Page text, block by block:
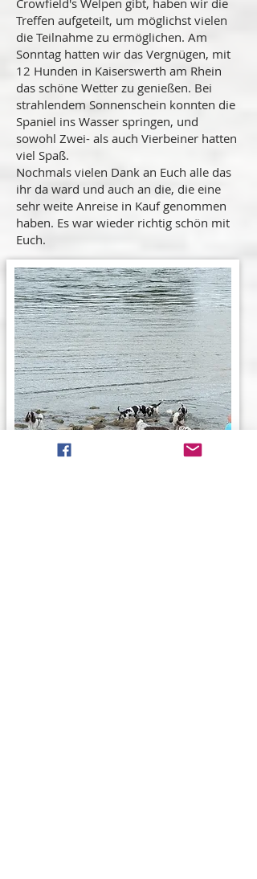
Crowfield's Welpen gibt, haben wir die
Treffen aufgeteilt, um möglichst vielen
die Teilnahme zu ermöglichen. Am
Sonntag hatten wir das Vergnügen, mit
12 Hunden in Kaiserswerth am Rhein
das schöne Wetter zu genießen. Bei
strahlendem Sonnenschein konnten die
Spaniel ins Wasser springen, und
sowohl Zwei- als auch Vierbeiner hatten
viel Spaß.
Nochmals vielen Dank an Euch alle das
ihr da ward und auch an die, die eine
sehr weite Anreise in Kauf genommen
haben. Es war wieder richtig schön mit
Euch.